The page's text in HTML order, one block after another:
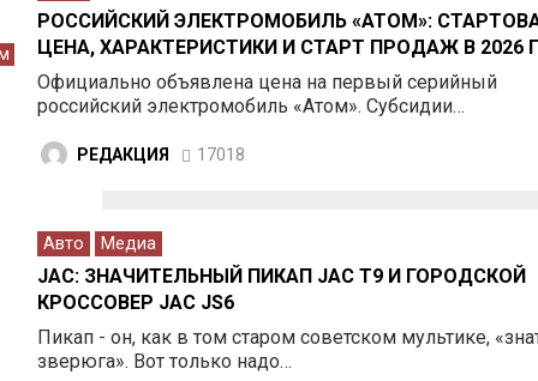
РОССИЙСКИЙ ЭЛЕКТРОМОБИЛЬ «АТОМ»:
ЦЕНА, ХАРАКТЕРИСТИКИ И СТАРТ ПРОДАЖ В 2026
Официально объявлена цена на первый серийный
российский электромобиль «Атом». Субсидии…
РЕДАКЦИЯ 17018
Авто Медиа
JAC: ЗНАЧИТЕЛЬНЫЙ ПИКАП JAC T9 И ГОРОДСКОЙ
КРОССОВЕР JAC JS6
Пикап - он, как в том старом советском мультике,
зверюга». Вот только надо…